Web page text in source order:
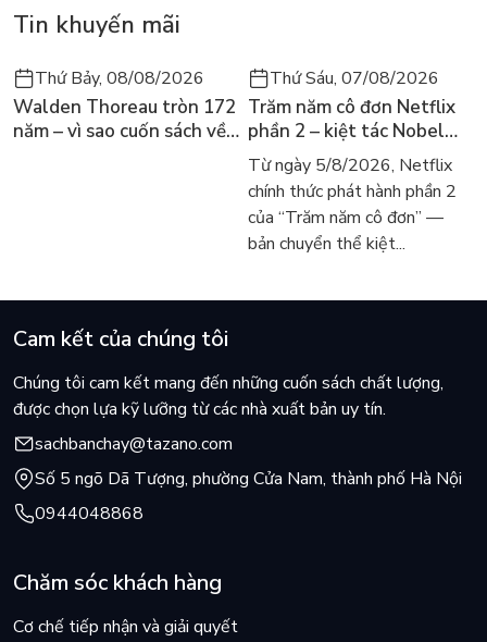
Tin khuyến mãi
Thứ Bảy, 08/08/2026
Walden Thoreau tròn 172
năm – vì sao cuốn sách về
Thứ Sáu, 07/08/2026
Trăm năm cô đơn Netflix
phần 2 – kiệt tác Nobel
trở lại màn ảnh, dòng
người tìm đọc lại García
Márquez
Từ ngày 5/8/2026, Netflix
chính thức phát hành phần 2
của “Trăm năm cô đơn” —
bản chuyển thể kiệt...
Cam kết của chúng tôi
Chúng tôi cam kết mang đến những cuốn sách chất lượng,
được chọn lựa kỹ lưỡng từ các nhà xuất bản uy tín.
sachbanchay@tazano.com
Số 5 ngõ Dã Tượng, phường Cửa Nam, thành phố Hà Nội
0944048868
Chăm sóc khách hàng
Cơ chế tiếp nhận và giải quyết